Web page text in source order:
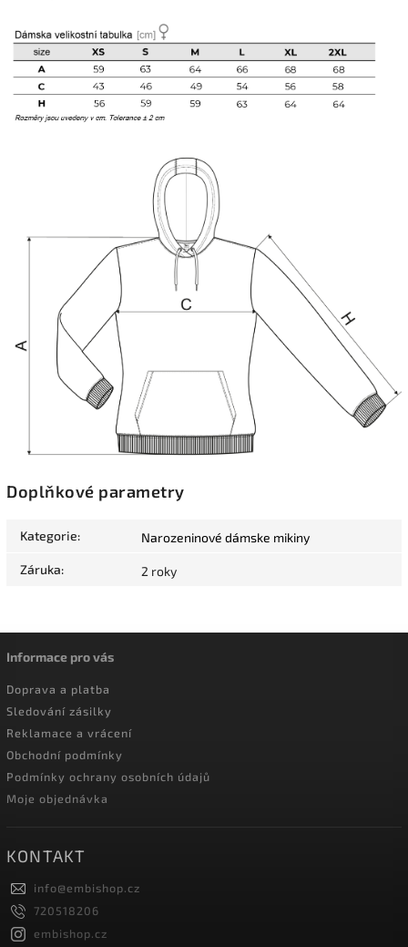
Doplňkové parametry
Kategorie: Narozeninové dámske mikiny
Záruka: 2 roky
Informace pro vás
Doprava a platba
Sledování zásilky
Reklamace a vrácení
Obchodní podmínky
Podmínky ochrany osobních údajů
Moje objednávka
KONTAKT
info@embishop.cz
720518206
embishop.cz